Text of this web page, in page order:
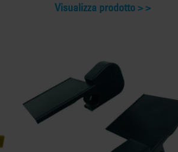
Visualizza prodotto >